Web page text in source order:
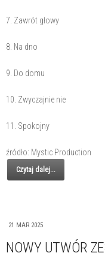
7. Zawrót głowy
8. Na dno
9. Do domu
10. Zwyczajnie nie
11. Spokojny
źródło: Mystic Production
Czytaj dalej...
21 MAR 2025
NOWY UTWÓR